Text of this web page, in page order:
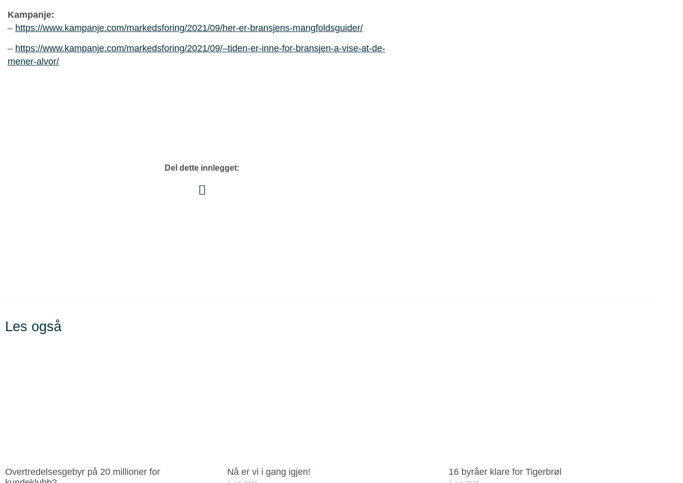
Kampanje:
– https://www.kampanje.com/markedsforing/2021/09/her-er-bransjens-mangfoldsguider/
– https://www.kampanje.com/markedsforing/2021/09/–tiden-er-inne-for-bransjen-a-vise-at-de-
mener-alvor/
Del dette innlegget:
Les også
Overtredelsesgebyr på 20 millioner for
Nå er vi i gang igjen! 16 byråer klare for Tigerbrøl